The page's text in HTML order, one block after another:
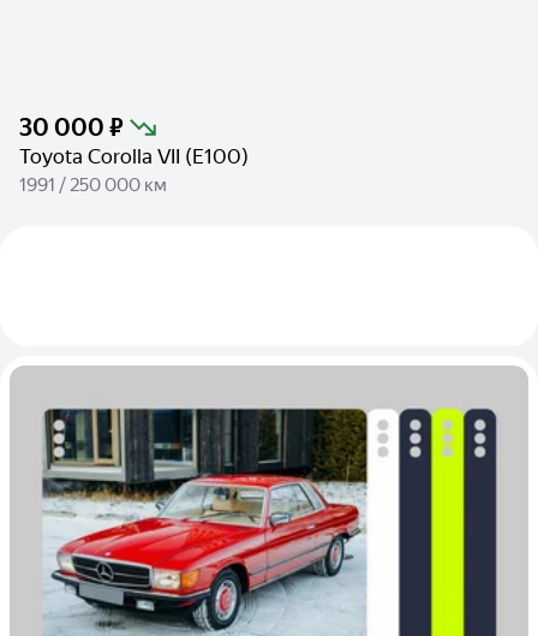
30 000 ₽
Toyota Corolla VII (E100)
1991 / 250 000 км